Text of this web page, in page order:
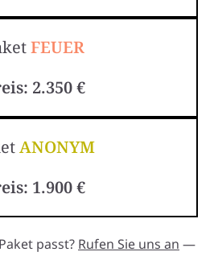
FEUER
2.350 €
ANONYM
1.900 €
passt? Rufen Sie uns an —